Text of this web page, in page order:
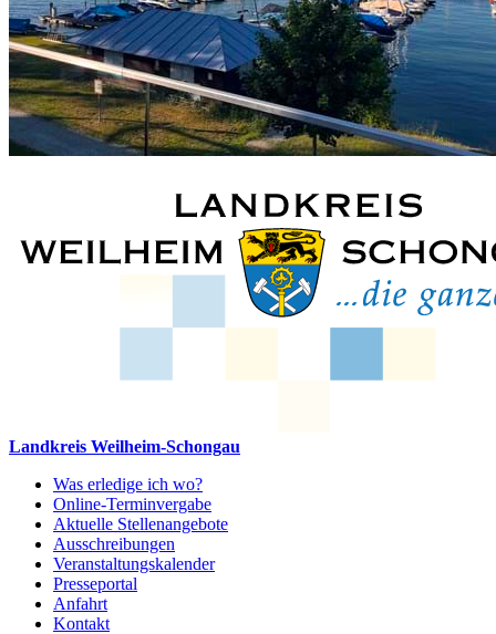
Landkreis Weilheim-Schongau
Was erledige ich wo?
Online-Terminvergabe
Aktuelle Stellenangebote
Ausschreibungen
Veranstaltungskalender
Presseportal
Anfahrt
Kontakt